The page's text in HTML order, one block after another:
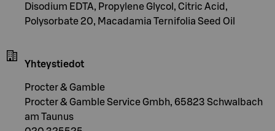
Disodium EDTA, Propylene Glycol, Citric Acid,
Polysorbate 20, Macadamia Ternifolia Seed Oil
Yhteystiedot
Procter & Gamble
Procter & Gamble Service Gmbh, 65823 Schwalbach
am Taunus